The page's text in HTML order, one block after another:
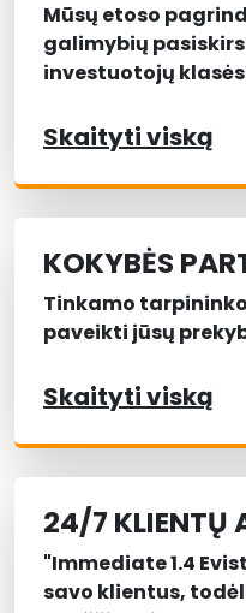
Mūsų etoso
galimybių
investuotojų
Skaityti viską
KOKYBĖS
Tinkamo
paveikti jūsų
Skaityti viską
24/7 KLIENTŲ
"Immediate 1.4
savo klientus,